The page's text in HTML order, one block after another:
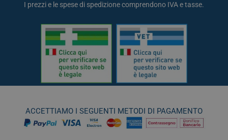
I prezzi e le spese di spedizione comprendono IVA e tasse.
ACCETTIAMO I SEGUENTI METODI DI PAGAMENTO